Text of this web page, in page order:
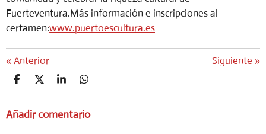
Fuerteventura.Más información e inscripciones al
certamen:www.puertoescultura.es
«Anterior Siguiente »
C
P
C
P
C
P
C
P
Añadir comentario